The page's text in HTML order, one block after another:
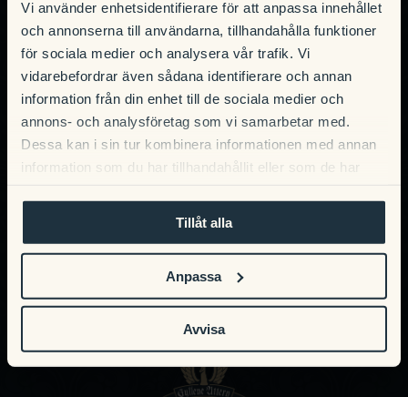
Vi använder enhetsidentifierare för att anpassa innehållet
och annonserna till användarna, tillhandahålla funktioner
för sociala medier och analysera vår trafik. Vi
vidarebefordrar även sådana identifierare och annan
information från din enhet till de sociala medier och
annons- och analysföretag som vi samarbetar med.
Dessa kan i sin tur kombinera informationen med annan
information som du har tillhandahållit eller som de har
Tillåt alla
Anpassa
Avvisa
Gyllene Uttern 1
563 92 Gränna
BOKA
En del utav vår hotellfamilj, i samma
företag ingår